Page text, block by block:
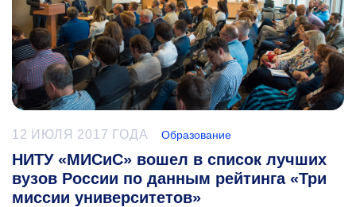
12 ИЮЛЯ 2017 ГОДА Образование
НИТУ «МИСиС» вошел в список лучших
вузов России по данным рейтинга «Три
миссии университетов»